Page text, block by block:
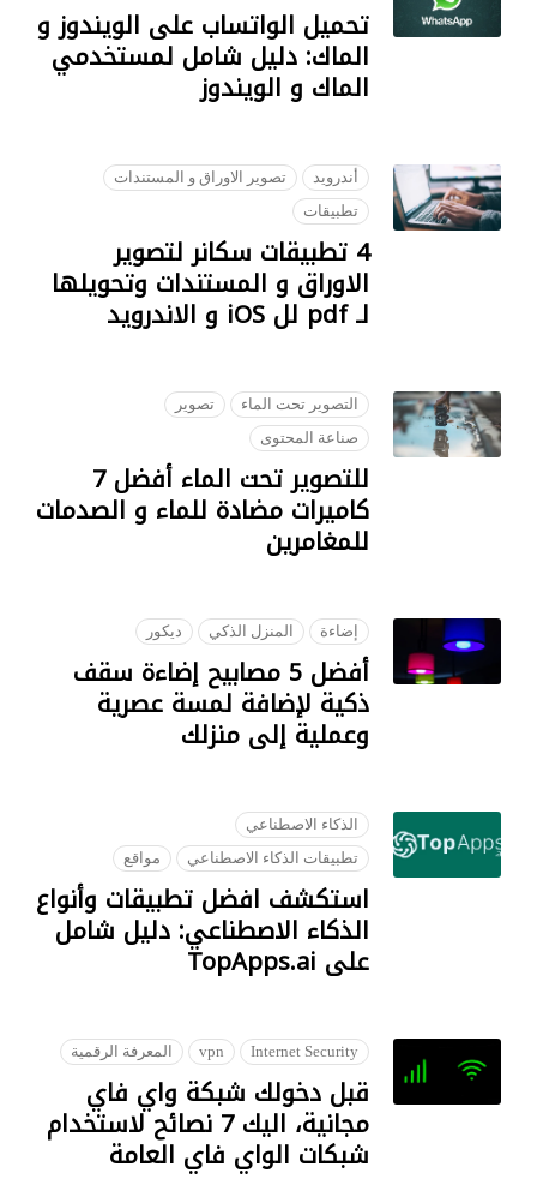
تحميل الواتساب على الويندوز و
الماك: دليل شامل لمستخدمي
الماك و الويندوز
أندرويد
تصوير الاوراق و المستندات
تطبيقات
4 تطبيقات سكانر لتصوير
الاوراق و المستندات وتحويلها
لـ pdf لل iOS و الاندرويد
التصوير تحت الماء
تصوير
صناعة المحتوى
للتصوير تحت الماء أفضل 7
كاميرات مضادة للماء و الصدمات
للمغامرين
إضاءة المنزل الذكي ديكور
أفضل 5 مصابيح إضاءة سقف
ذكية لإضافة لمسة عصرية
وعملية إلى منزلك
الذكاء الاصطناعي
تطبيقات الذكاء الاصطناعي
مواقع
استكشف افضل تطبيقات وأنواع
الذكاء الاصطناعي: دليل شامل
على TopApps.ai
Internet Security
vpn المعرفة الرقمية
قبل دخولك شبكة واي فاي
مجانية، اليك 7 نصائح لاستخدام
شبكات الواي فاي العامة